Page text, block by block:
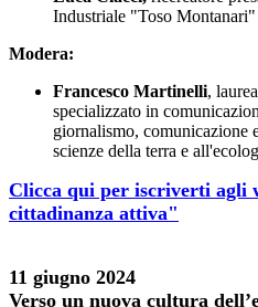
Industriale "Toso
Modera:
Francesco Martinelli,
specializzato in
giornalismo, comunicazione
scienze della terra e
Clicca qui per iscriverti agli
cittadinanza attiva"
11 giugno 2024
Verso un nuova cultura